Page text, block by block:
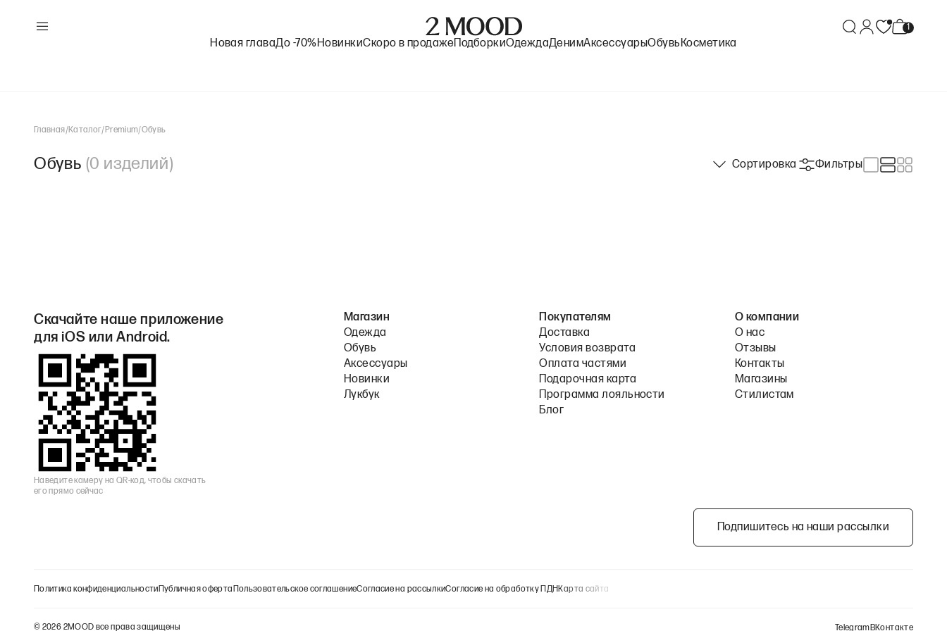
Новая главаДо -70%НовинкиСкоро в продаже ПодборкиОдеждаДенимАксессуарыОбувь Косметика
Главная/Каталог/ Premium/Обувь
Обувь (0 изделий) Сортировка Фильтры
Скачайте наше приложение
для iOS или Android.
Наведите камеру на QR-код, чтобы скачать
его прямо сейчас
Магазин
Одежда
Обувь
Аксессуары
Новинки
Лукбук
Покупателям
Доставка
Условия возврата
Оплата частями
Подарочная карта
Программа лояльности
Блог
О компании
О нас
Отзывы
Контакты
Магазины
Стилистам
Подпишитесь на наши рассылки
Политика конфиденциальности Публичная оферта Пользовательское соглашениеСогласие на рассылкиСогласие на обработку ПДНКарта сайта
© 2026 2MOOD все права защищены TelegramВКонтакте